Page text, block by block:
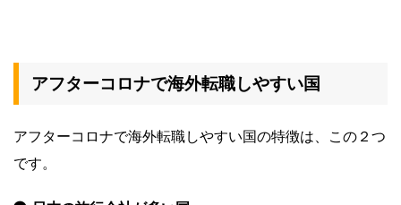
アフターコロナで海外転職しやすい国
アフターコロナで海外転職しやすい国の特徴は、この２つ
です。